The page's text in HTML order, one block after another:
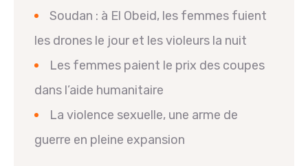
Soudan : à El Obeid, les femmes fuient
les drones le jour et les violeurs la nuit
Les femmes paient le prix des coupes
dans l’aide humanitaire
La violence sexuelle, une arme de
guerre en pleine expansion